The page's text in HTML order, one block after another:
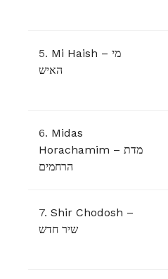
5. Mi Haish – מי
האיש
6. Midas
Horachamim – מדת
הרחמים
7. Shir Chodosh –
שיר חדש